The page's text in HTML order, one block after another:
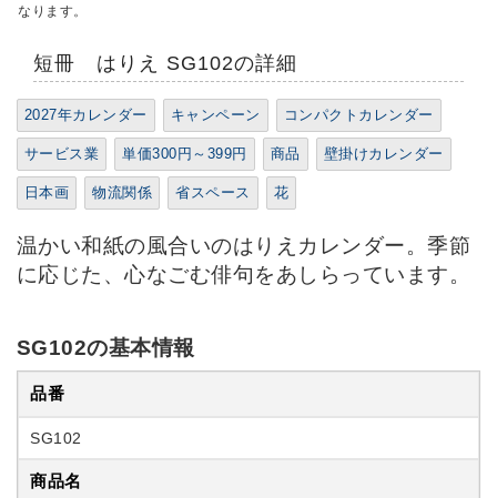
なります。
短冊 はりえ SG102の詳細
2027年カレンダー キャンペーン コンパクトカレンダー
サービス業 単価300円～399円 商品 壁掛けカレンダー
日本画 物流関係 省スペース 花
温かい和紙の風合いのはりえカレンダー。季節
に応じた、心なごむ俳句をあしらっています。
SG102の基本情報
品番
SG102
商品名